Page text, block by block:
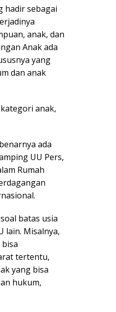
hadir sebagai
anak, dan
Anak ada
yang
dan anak
anak,
ada
UU Pers,
Rumah
batas usia
lain. Misalnya,
tertentu,
yang bisa
hukum,